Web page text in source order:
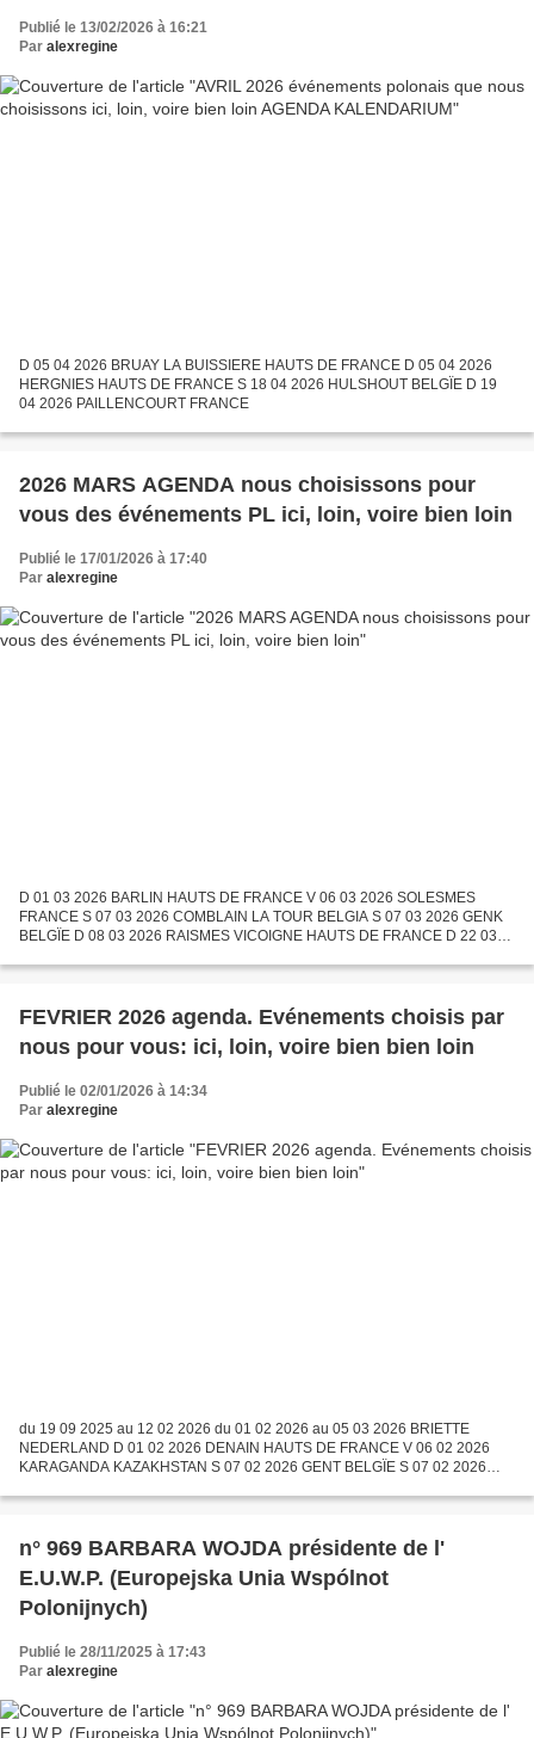
Publié le 13/02/2026 à 16:21
Par alexregine
D 05 04 2026 BRUAY LA BUISSIERE HAUTS DE FRANCE D 05 04 2026
HERGNIES HAUTS DE FRANCE S 18 04 2026 HULSHOUT BELGÏE D 19
04 2026 PAILLENCOURT FRANCE
2026 MARS AGENDA nous choisissons pour
vous des événements PL ici, loin, voire bien loin
Publié le 17/01/2026 à 17:40
Par alexregine
D 01 03 2026 BARLIN HAUTS DE FRANCE V 06 03 2026 SOLESMES
FRANCE S 07 03 2026 COMBLAIN LA TOUR BELGIA S 07 03 2026 GENK
BELGÏE D 08 03 2026 RAISMES VICOIGNE HAUTS DE FRANCE D 22 03
BELGIQUE...
FEVRIER 2026 agenda. Evénements choisis par
nous pour vous: ici, loin, voire bien bien loin
Publié le 02/01/2026 à 14:34
Par alexregine
du 19 09 2025 au 12 02 2026 du 01 02 2026 au 05 03 2026 BRIETTE
NEDERLAND D 01 02 2026 DENAIN HAUTS DE FRANCE V 06 02 2026
KARAGANDA KAZAKHSTAN S 07 02 2026 GENT BELGÏE S 07 02 2026
CANTAIN FRANCE...
n° 969 BARBARA WOJDA présidente de l'
E.U.W.P. (Europejska Unia Wspólnot
Polonijnych)
Publié le 28/11/2025 à 17:43
Par alexregine